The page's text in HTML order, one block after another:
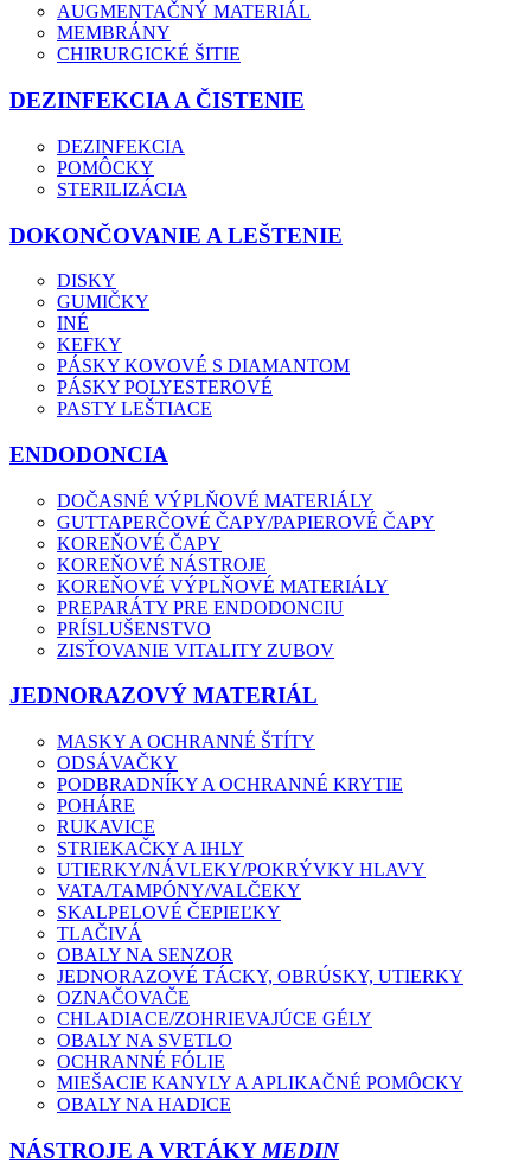
AUGMENTAČNÝ MATERIÁL
MEMBRÁNY
CHIRURGICKÉ ŠITIE
DEZINFEKCIA A ČISTENIE
DEZINFEKCIA
POMÔCKY
STERILIZÁCIA
DOKONČOVANIE A LEŠTENIE
DISKY
GUMIČKY
INÉ
KEFKY
PÁSKY KOVOVÉ S DIAMANTOM
PÁSKY POLYESTEROVÉ
PASTY LEŠTIACE
ENDODONCIA
DOČASNÉ VÝPLŇOVÉ MATERIÁLY
GUTTAPERČOVÉ ČAPY/PAPIEROVÉ ČAPY
KOREŇOVÉ ČAPY
KOREŇOVÉ NÁSTROJE
KOREŇOVÉ VÝPLŇOVÉ MATERIÁLY
PREPARÁTY PRE ENDODONCIU
PRÍSLUŠENSTVO
ZISŤOVANIE VITALITY ZUBOV
JEDNORAZOVÝ MATERIÁL
MASKY A OCHRANNÉ ŠTÍTY
ODSÁVAČKY
PODBRADNÍKY A OCHRANNÉ KRYTIE
POHÁRE
RUKAVICE
STRIEKAČKY A IHLY
UTIERKY/NÁVLEKY/POKRÝVKY HLAVY
VATA/TAMPÓNY/VALČEKY
SKALPELOVÉ ČEPIEĽKY
TLAČIVÁ
OBALY NA SENZOR
JEDNORAZOVÉ TÁCKY, OBRÚSKY, UTIERKY
OZNAČOVAČE
CHLADIACE/ZOHRIEVAJÚCE GÉLY
OBALY NA SVETLO
OCHRANNÉ FÓLIE
MIEŠACIE KANYLY A APLIKAČNÉ POMÔCKY
OBALY NA HADICE
NÁSTROJE A VRTÁKY MEDIN